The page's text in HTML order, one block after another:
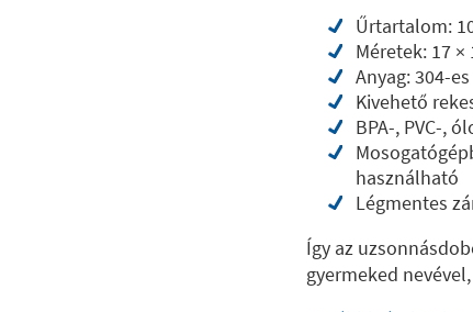
Űrtartalom:
Méretek: 17 ×
Anyag: 304-
Kivehető
BPA-, PVC-,
használható
Légmentes
Így az
gyermeked